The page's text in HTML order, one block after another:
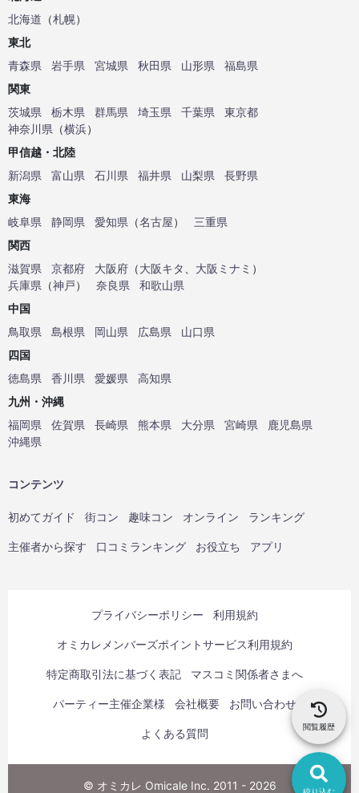
絞り込む
閲覧履歴
北海道 （札幌）
東北
青森県
岩手県 宮城県 秋田県 山形県
福島県
関東
茨城県
栃木県 群馬県 埼玉県 千葉県
東京都
神奈川県 （横浜）
甲信越・北陸
新潟県
富山県 石川県 福井県 山梨県
長野県
東海
岐阜県
静岡県 愛知県 （名古屋）
三重県
関西
滋賀県
京都府 大阪府 （大阪キタ、 大阪ミナミ ）
兵庫県 （神戸） 奈良県
和歌山県
中国
鳥取県
島根県 岡山県 広島県
山口県
四国
徳島県
香川県 愛媛県
高知県
九州・沖縄
福岡県
佐賀県 長崎県 熊本県 大分県 宮崎県
鹿児島県
沖縄県
コンテンツ
初めてガイド 街コン 趣味コン オンライン ランキング
主催者から探す 口コミランキング お役立ち アプリ
プライバシーポリシー 利用規約
オミカレメンバーズポイントサービス利用規約
特定商取引法に基づく表記 マスコミ関係者さまへ
パーティー主催企業様 会社概要 お問い合わせ
よくある質問
© オミカレ Omicale Inc. 2011 - 2026